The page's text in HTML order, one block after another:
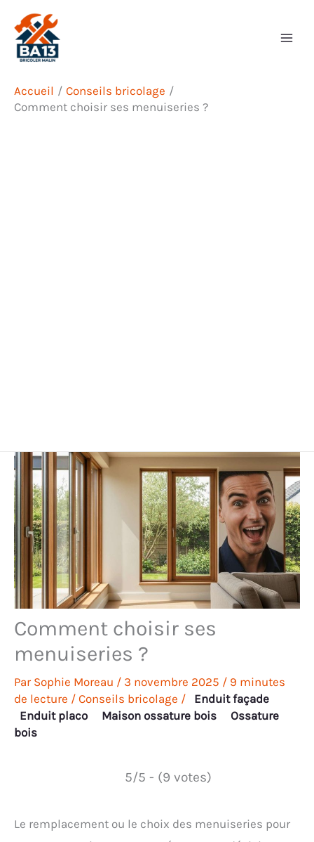
contenu
Accueil
Conseils bricolage
Comment choisir ses menuiseries ?
Comment choisir ses
menuiseries ?
Par Sophie Moreau / 3 novembre 2025 / 9 minutes
de lecture / Conseils bricolage /
Enduit façade
Enduit placo
Maison ossature bois
Ossature
bois
5/5 - (9 votes)
Le remplacement ou le choix des menuiseries pour
Rechercher